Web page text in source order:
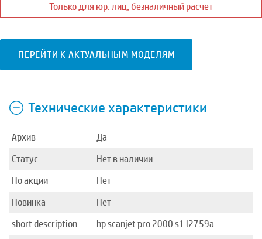
Только для юр. лиц, безналичный расчёт
ПЕРЕЙТИ К АКТУАЛЬНЫМ МОДЕЛЯМ
Технические характеристики
Архив
Да
Статус
Нет в наличии
По акции
Нет
Новинка
Нет
short description
hp scanjet pro 2000 s1 l2759a